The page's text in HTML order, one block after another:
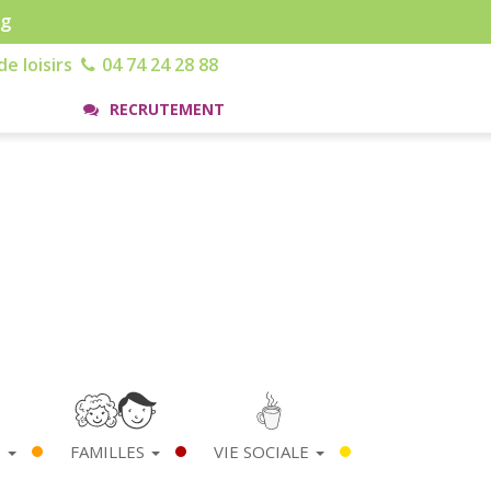
loisirs
04 74 24 28 88
RECRUTEMENT
FAMILLES VIE SOCIALE